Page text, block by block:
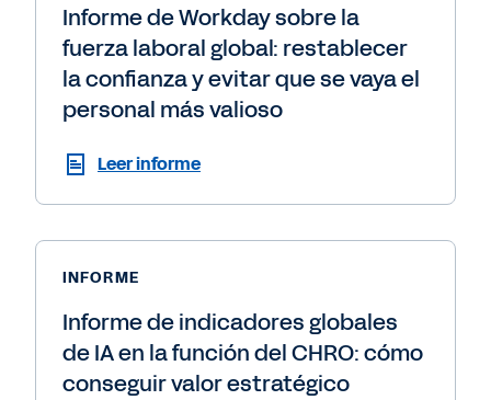
Informe de Workday sobre la
fuerza laboral global: restablecer
la confianza y evitar que se vaya el
personal más valioso
Leer informe
INFORME
Informe de indicadores globales
de IA en la función del CHRO: cómo
conseguir valor estratégico